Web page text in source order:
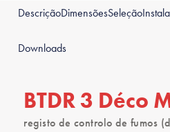
DescriçãoDimensõesSeleção
Downloads
BTDR 3 Déco
registo de controlo de fumos